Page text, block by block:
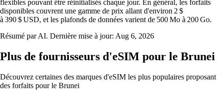
flexibles pouvant être réinitialisés chaque jour. En général, les forfaits
disponibles couvrent une gamme de prix allant d'environ 2 $
à 390 $ USD, et les plafonds de données varient de 500 Mo à 200 Go.
Résumé par AI. Dernière mise à jour: Aug 6, 2026
Plus de fournisseurs d'eSIM pour le Brunei
Découvrez certaines des marques d'eSIM les plus populaires proposant
des forfaits pour le Brunei